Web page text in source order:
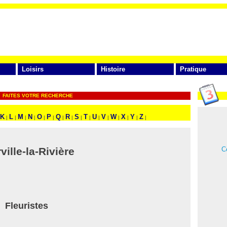
Loisirs Histoire Pratique
FAITES VOTRE RECHERCHE
K | L | M | N | O | P | Q | R | S | T | U | V | W | X | Y | Z |
la-Rivière
Fleuristes